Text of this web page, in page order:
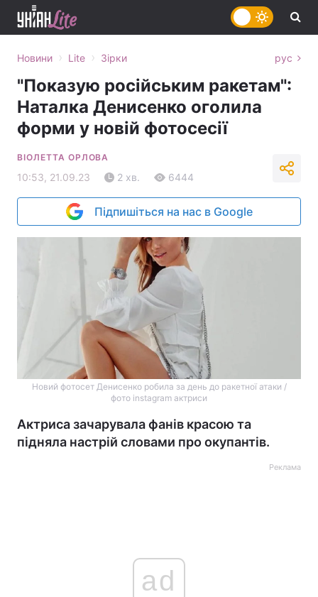
Новини › Lite › Зірки рус
"Показую російським ракетам":
Наталка Денисенко оголила
форми у новій фотосесії
ВІОЛЕТТА ОРЛОВА
10:53, 21.09.23 2 хв. 6444
Підпишіться на нас в Google
Новий фотосет Денисенко робила за день до ракетної атаки /
фото instagram актриси
Актриса зачарувала фанів красою та
підняла настрій словами про окупантів.
Реклама
ad